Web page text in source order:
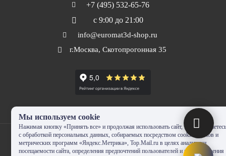
+7 (495) 532-65-76
с 9:00 до 21:00
info@euromat3d-shop.ru
г.Москва, Скотопрогонная 35
Мы используем cookie
Нажимая кнопку «Принять все» и продолжая использовать сайт, Вы
с обработкой персональных данных, собираемых посредством cookie-файлов и
метрических программ «Яндекс.Метрика», Top.Mail.ru в целях аналитики
посещаемости сайта, определения предпочтений пользователей и предоставления